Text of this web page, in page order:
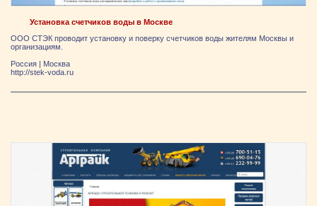
Установка счетчиков воды в Москве
ООО СТЭК проводит установку и поверку счетчиков воды жителям Москвы и
организациям.
Россия
Москва
http://stek-voda.ru